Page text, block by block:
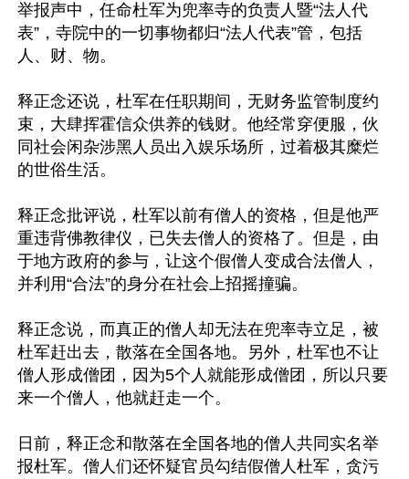
举报声中，任命杜军为兜率寺的负责人暨“法人代
表”，寺院中的一切事物都归“法人代表”管，包括
人、财、物。
释正念还说，杜军在任职期间，无财务监管制度约
束，大肆挥霍信众供养的钱财。他经常穿便服，伙
同社会闲杂涉黑人员出入娱乐场所，过着极其糜烂
的世俗生活。
释正念批评说，杜军以前有僧人的资格，但是他严
重违背佛教律仪，已失去僧人的资格了。但是，由
于地方政府的参与，让这个假僧人变成合法僧人，
并利用“合法”的身分在社会上招摇撞骗。
释正念说，而真正的僧人却无法在兜率寺立足，被
杜军赶出去，散落在全国各地。另外，杜军也不让
僧人形成僧团，因为5个人就能形成僧团，所以只要
来一个僧人，他就赶走一个。
日前，释正念和散落在全国各地的僧人共同实名举
报杜军。僧人们还怀疑官员勾结假僧人杜军，贪污